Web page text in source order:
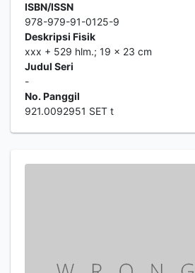
ISBN/ISSN
978-979-91-0125-9
Deskripsi Fisik
xxx + 529 hlm.; 19 x 23 cm
Judul Seri
-
No. Panggil
921.0092951 SET t